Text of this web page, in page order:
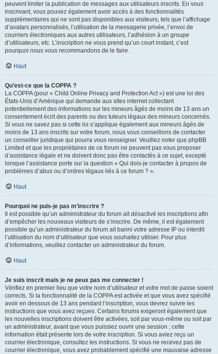
peuvent limiter la publication de messages aux utilisateurs inscrits. En vous
inscrivant, vous pouvez également avoir accès à des fonctionnalités
supplémentaires qui ne sont pas disponibles aux visiteurs, tels que l’affichage
d’avatars personnalisés, l’utilisation de la messagerie privée, l’envoi de
courriers électroniques aux autres utilisateurs, l’adhésion à un groupe
d’utilisateurs, etc. L’inscription ne vous prend qu’un court instant, c’est
pourquoi nous vous recommandons de le faire.
Haut
Qu’est-ce que la COPPA ?
La COPPA (pour « Child Online Privacy and Protection Act ») est une loi des
États-Unis d’Amérique qui demande aux sites internet collectant
potentiellement des informations sur les mineurs âgés de moins de 13 ans un
consentement écrit des parents ou des tuteurs légaux des mineurs concernés.
Si vous ne savez pas si cette loi s’applique également aux mineurs âgés de
moins de 13 ans inscrits sur votre forum, nous vous conseillons de contacter
un conseiller juridique qui pourra vous renseigner. Veuillez noter que phpBB
Limited et que les propriétaires de ce forum ne peuvent pas vous proposer
d’assistance légale et ne doivent donc pas être contactés à ce sujet, excepté
lorsque l’assistance porte sur la question « Qui dois-je contacter à propos de
problèmes d’abus ou d’ordres légaux liés à ce forum ? ».
Haut
Pourquoi ne puis-je pas m’inscrire ?
Il est possible qu’un administrateur du forum ait désactivé les inscriptions afin
d’empêcher les nouveaux visiteurs de s’inscrire. De même, il est également
possible qu’un administrateur du forum ait banni votre adresse IP ou interdit
l’utilisation du nom d’utilisateur que vous souhaitez utiliser. Pour plus
d’informations, veuillez contacter un administrateur du forum.
Haut
Je suis inscrit mais je ne peux pas me connecter !
Vérifiez en premier lieu que votre nom d’utilisateur et votre mot de passe soient
corrects. Si la fonctionnalité de la COPPA est activée et que vous avez spécifié
avoir en dessous de 13 ans pendant l’inscription, vous devrez suivre les
instructions que vous avez reçues. Certains forums exigeront également que
les nouvelles inscriptions doivent être activées, soit par vous-même ou soit par
un administrateur, avant que vous puissiez ouvrir une session ; cette
information était présente lors de votre inscription. Si vous aviez reçu un
courrier électronique, consultez les instructions. Si vous ne recevez pas de
courrier électronique, vous avez probablement spécifié une mauvaise adresse